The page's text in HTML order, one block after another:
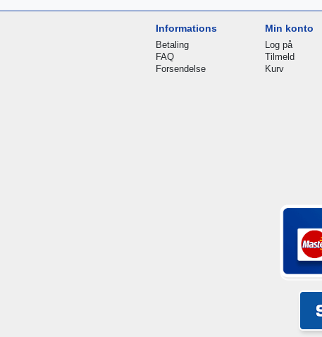
Informations
Betaling
FAQ
Forsendelse
Min konto
Log på
Tilmeld
Kurv